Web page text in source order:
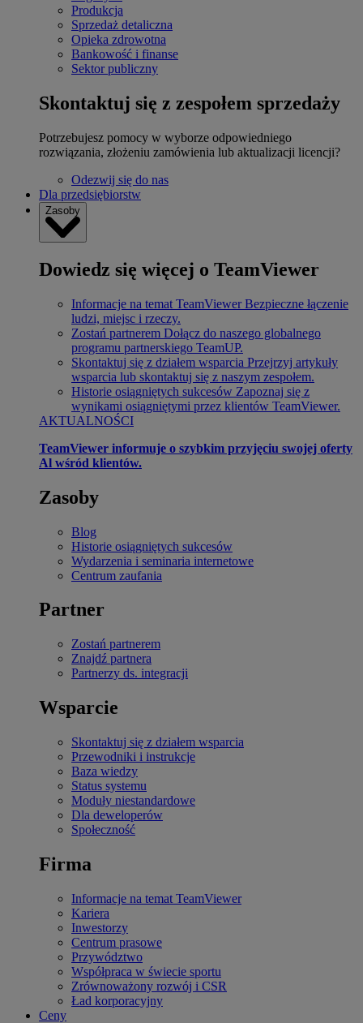
Produkcja
Sprzedaż detaliczna
Opieka zdrowotna
Bankowość i finanse
Sektor publiczny
Skontaktuj się z zespołem sprzedaży
Potrzebujesz pomocy w wyborze odpowiedniego
rozwiązania, złożeniu zamówienia lub aktualizacji licencji?
Odezwij się do nas
Dla przedsiębiorstw
Zasoby
Dowiedz się więcej o TeamViewer
Informacje na temat TeamViewer Bezpieczne łączenie
ludzi, miejsc i rzeczy.
Zostań partnerem Dołącz do naszego globalnego
programu partnerskiego TeamUP.
Skontaktuj się z działem wsparcia Przejrzyj artykuły
wsparcia lub skontaktuj się z naszym zespołem.
Historie osiągniętych sukcesów Zapoznaj się z
wynikami osiągniętymi przez klientów TeamViewer.
AKTUALNOŚCI
TeamViewer informuje o szybkim przyjęciu swojej oferty
Al wśród klientów.
Zasoby
Blog
Historie osiągniętych sukcesów
Wydarzenia i seminaria internetowe
Centrum zaufania
Partner
Zostań partnerem
Znajdź partnera
Partnerzy ds. integracji
Wsparcie
Skontaktuj się z działem wsparcia
Przewodniki i instrukcje
Baza wiedzy
Status systemu
Moduły niestandardowe
Dla deweloperów
Społeczność
Firma
Informacje na temat TeamViewer
Kariera
Inwestorzy
Centrum prasowe
Przywództwo
Współpraca w świecie sportu
Zrównoważony rozwój i CSR
Ład korporacyjny
Ceny